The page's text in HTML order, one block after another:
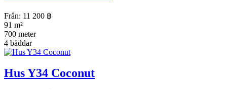
Från: 11 200 ฿
91 m²
700 meter
4 bäddar
Hus Y34 Coconut